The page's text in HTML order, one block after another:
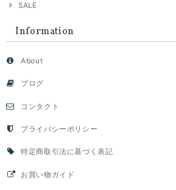
SALE
Information
About
ブログ
コンタクト
プライバシーポリシー
特定商取引法に基づく表記
お買い物ガイド